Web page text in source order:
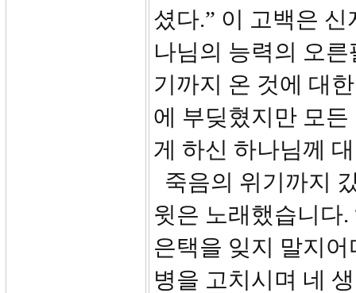
셨다.” 이 고백은
나님의 능력의 오
기까지 온 것에 대
에 부딪혔지만 모
게 하신 하나님께
죽음의 위기까지
윗은 노래했습니다
은택을 잊지 말지
병을 고치시며 네